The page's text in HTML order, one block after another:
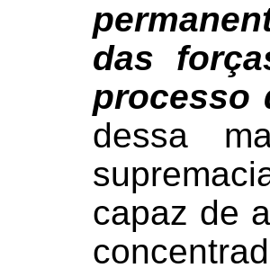
das
processo
dessa
capaz de